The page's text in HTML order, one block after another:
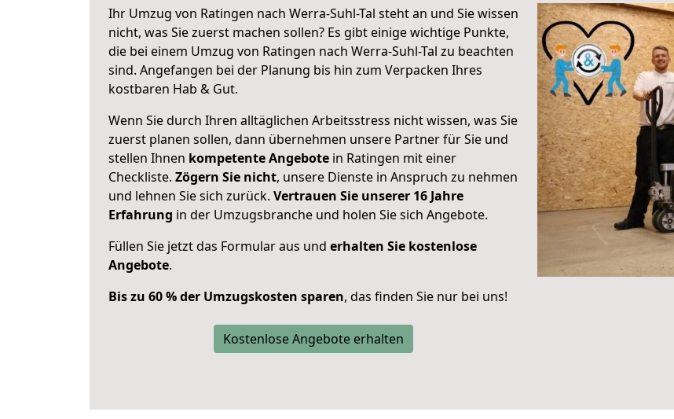
Ihr Umzug von Ratingen nach Werra-Suhl-Tal steht an und Sie wissen
nicht, was Sie zuerst machen sollen? Es gibt einige wichtige Punkte,
die bei einem Umzug von Ratingen nach Werra-Suhl-Tal zu beachten
sind. Angefangen bei der Planung bis hin zum Verpacken Ihres
kostbaren Hab & Gut.
Wenn Sie durch Ihren alltäglichen Arbeitsstress nicht wissen, was Sie
zuerst planen sollen, dann übernehmen unsere Partner für Sie und
stellen Ihnen kompetente Angebote in Ratingen mit einer
Checkliste. Zögern Sie nicht, unsere Dienste in Anspruch zu nehmen
und lehnen Sie sich zurück. Vertrauen Sie unserer 16 Jahre
Erfahrung in der Umzugsbranche und holen Sie sich Angebote.
Füllen Sie jetzt das Formular aus und erhalten Sie kostenlose
Angebote.
Bis zu 60 % der Umzugskosten sparen, das finden Sie nur bei uns!
Kostenlose Angebote erhalten